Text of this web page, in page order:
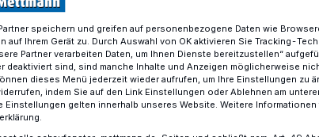
jetzt machen?
speichern und greifen auf personenbezogene Daten wie
auf Ihrem Gerät zu. Durch Auswahl von OK aktivieren Sie Tracking-
Partner verarbeiten Daten, um Ihnen Dienste bereitzustellen“
deaktiviert sind, sind manche Inhalte und Anzeigen möglicherweise
dieses Menü jederzeit wieder aufrufen, um Ihre Einstellungen zu
indem Sie auf den Link Einstellungen oder Ablehnen am
Einstellungen gelten innerhalb unseres Website. Weitere Informationen